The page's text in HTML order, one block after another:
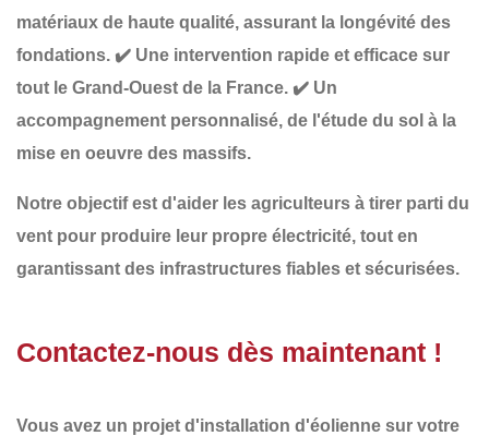
matériaux de haute qualité, assurant la longévité des
fondations. ✔️ Une intervention rapide et efficace sur
tout le Grand-Ouest de la France. ✔️ Un
accompagnement personnalisé, de l'étude du sol à la
mise en oeuvre des massifs.
Notre objectif est d'aider les agriculteurs à tirer parti du
vent pour produire leur propre électricité, tout en
garantissant des infrastructures fiables et sécurisées.
Contactez-nous dès maintenant !
Vous avez un projet d'installation d'éolienne sur votre